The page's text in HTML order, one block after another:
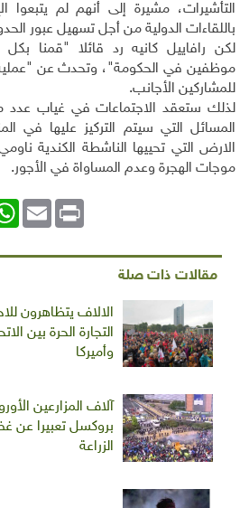
التأشيرات، مشيرة إلى أنهم لم يتبعوا
باللقاءات الدولية من أجل تسهيل عبور
لكن رافاييل كانيه رد قائلا "قمنا بكل
موظفين في الحكومة"، وتحدث عن
للمشاركين الأجانب.
لذلك ستعقد الاجتماعات في غياب
المسائل التي سيتم التركيز عليها في
الارض التي تحييها الناشطة الكندية
موجات الهجرة وعدم المساواة في الأجور.
Email Print
مقالات ذات صلة
الالاف يتظاهرون
التجارة الحرة بين
وأميركا
آلاف المزارعين
بروكسل تعبيرا عن
الزراعة